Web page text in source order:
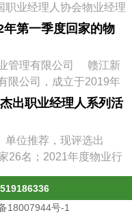
职业经理人协会物业经理
发展高峰论坛，有来自
表参加了会议，李占军
物业经理人分会管理办
、第二届常务理事、副会
第一季度回家的物
管理有限公司 赣江新
限公司，成立于2019年
集团旗下中赣置业全资
项目。 企业经营范围:
理服务，商业综合体管
，集贸市场管理服务，
管理服务，供冷供暖设
服务，城市绿化管理服
礼...
出职业经理人系列活
单位推荐，现评选出
26名；2021年度物业行
名；2021年度物业行业
物业职业经理人推崇
18007944号-1